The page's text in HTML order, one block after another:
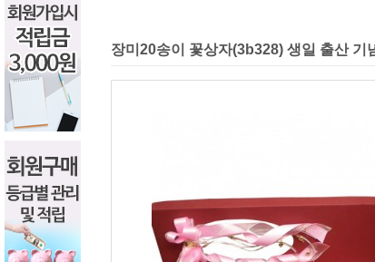
장미20송이 꽃상자(3b328) 생일 출산 기